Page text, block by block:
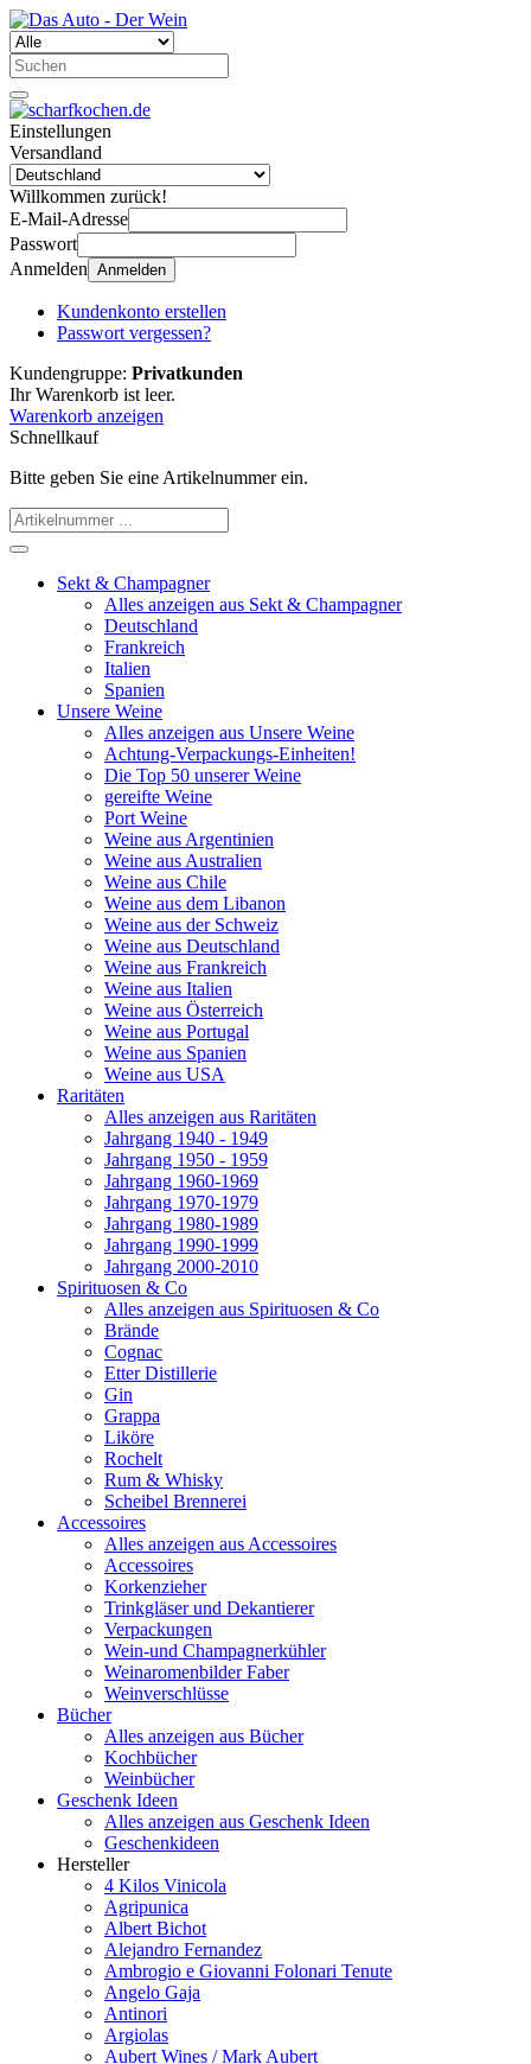
Einstellungen
Versandland
Willkommen zurück!
E-Mail-Adresse
Passwort
Anmelden Anmelden
Kundenkonto erstellen
Passwort vergessen?
Kundengruppe: Privatkunden
Ihr Warenkorb ist leer.
Warenkorb anzeigen
Schnellkauf
Bitte geben Sie eine Artikelnummer ein.
Sekt & Champagner
Alles anzeigen aus Sekt & Champagner
Deutschland
Frankreich
Italien
Spanien
Unsere Weine
Alles anzeigen aus Unsere Weine
Achtung-Verpackungs-Einheiten!
Die Top 50 unserer Weine
gereifte Weine
Port Weine
Weine aus Argentinien
Weine aus Australien
Weine aus Chile
Weine aus dem Libanon
Weine aus der Schweiz
Weine aus Deutschland
Weine aus Frankreich
Weine aus Italien
Weine aus Österreich
Weine aus Portugal
Weine aus Spanien
Weine aus USA
Raritäten
Alles anzeigen aus Raritäten
Jahrgang 1940 - 1949
Jahrgang 1950 - 1959
Jahrgang 1960-1969
Jahrgang 1970-1979
Jahrgang 1980-1989
Jahrgang 1990-1999
Jahrgang 2000-2010
Spirituosen & Co
Alles anzeigen aus Spirituosen & Co
Brände
Cognac
Etter Distillerie
Gin
Grappa
Liköre
Rochelt
Rum & Whisky
Scheibel Brennerei
Accessoires
Alles anzeigen aus Accessoires
Accessoires
Korkenzieher
Trinkgläser und Dekantierer
Verpackungen
Wein-und Champagnerkühler
Weinaromenbilder Faber
Weinverschlüsse
Bücher
Alles anzeigen aus Bücher
Kochbücher
Weinbücher
Geschenk Ideen
Alles anzeigen aus Geschenk Ideen
Geschenkideen
Hersteller
4 Kilos Vinicola
Agripunica
Albert Bichot
Alejandro Fernandez
Ambrogio e Giovanni Folonari Tenute
Angelo Gaja
Antinori
Argiolas
Aubert Wines / Mark Aubert